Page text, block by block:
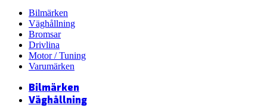
Bilmärken
Väghållning
Bromsar
Drivlina
Motor / Tuning
Varumärken
Bilmärken
Väghållning